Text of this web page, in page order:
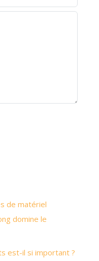
de matériel
domine le
est-il si important ?